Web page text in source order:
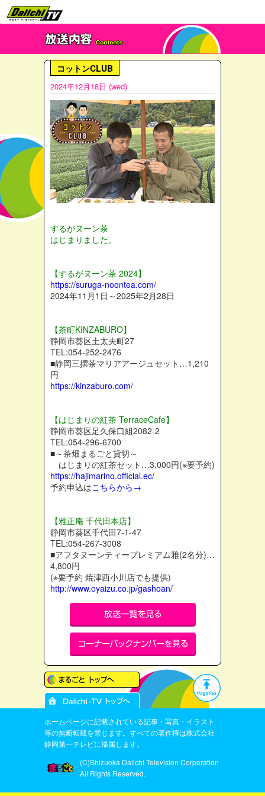
コットンCLUB
2024年12月18日 (wed)
するがヌーン茶
はじまりました。
【するがヌーン茶 2024】
https://suruga-noontea.com/
2024年11月1日～2025年2月28日
【茶町KINZABURO】
静岡市葵区土太夫町27
TEL:054-252-2476
■静岡三撰茶マリアアージュセット…1,210
円
https://kinzaburo.com/
【はじまりの紅茶 TerraceCafe】
静岡市葵区足久保口組2082-2
TEL:054-296-6700
■～茶畑まるごと貸切～
はじまりの紅茶セット…3,000円(※要予約)
https://hajimarino.official.ec/
予約申込はこちらから→
【雅正庵 千代田本店】
静岡市葵区千代田7-1-47
TEL:054-267-3008
■アフタヌーンティープレミアム雅(2名分)…
4,800円
(※要予約 焼津西小川店でも提供)
http://www.oyaizu.co.jp/gashoan/
ホームページに記載されている記事・写真・イラスト
等の無断転載を禁じます。すべての著作権は株式会社
静岡第一テレビに帰属します。
(C)Shizuoka Daiichi Television Corporation
All Rights Reserved.